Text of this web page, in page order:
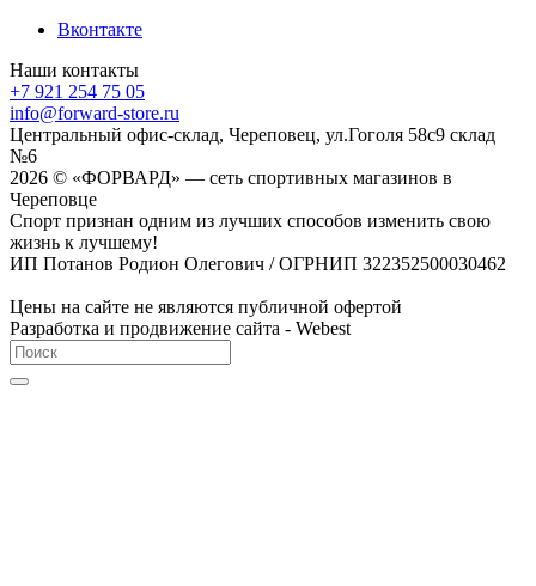
Вконтакте
Наши контакты
+7 921 254 75 05
info@forward-store.ru
Центральный офис-склад, Череповец, ул.Гоголя 58с9 склад
№6
2026 © «ФОРВАРД» — сеть спортивных магазинов в
Череповце
Спорт признан одним из лучших способов изменить свою
жизнь к лучшему!
ИП Потанов Родион Олегович / ОГРНИП 322352500030462
Цены на сайте не являются публичной офертой
Разработка и продвижение сайта - Webest